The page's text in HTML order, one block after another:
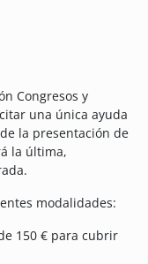
Congresos y
una única ayuda
la presentación de
la última,
modalidades:
150 € para cubrir